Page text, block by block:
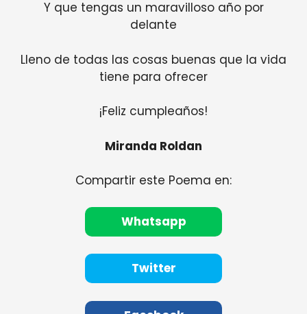
Y que tengas un maravilloso año por
delante
Lleno de todas las cosas buenas que la vida
tiene para ofrecer
¡Feliz cumpleaños!
Miranda Roldan
Compartir este Poema en:
Whatsapp
Twitter